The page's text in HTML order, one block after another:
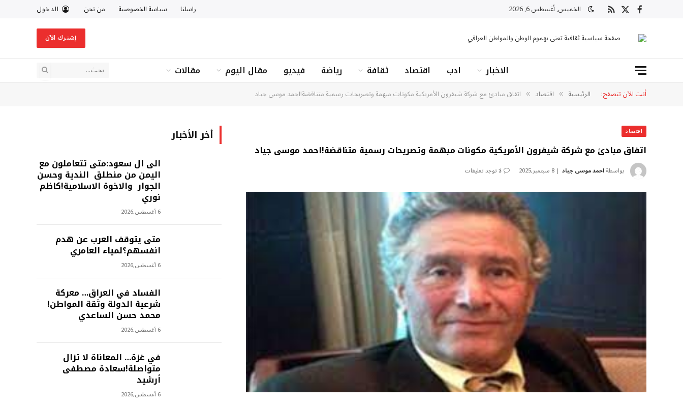
فيسبوك
X
RSS الخميس, أغسطس 6, 2026 راسلنا سياسة الخصوصية من نحن الدخول
صفحة سياسية ثقافية تعنى بهموم الوطن والمواطن العراقي إشترك الآن
الاخبار ادب اقتصاد ثقافة رياضة فيديو مقال اليوم مقالات
أنت الآن تتصفح: الرئيسية » اقتصاد » اتفاق مبادئ مع شركة شيفرون الأمريكية مكونات مبهمة وتصريحات رسمية متناقضة!احمد موسى جياد
اقتصاد
اتفاق مبادئ مع شركة شيفرون الأمريكية مكونات مبهمة وتصريحات رسمية متناقضة!احمد موسى جياد
بواسطةاحمد موسى جياد 8 سبتمبر,2025 لا توجد تعليقات
أخر الأخبار
الى ال سعود:متى تتعاملون مع
اليمن من منطلق الندية وحسن
الجوار والاخوة الاسلامية!كاظم
نوري
6 أغسطس,2026
متى يتوقف العرب عن هدم
انفسهم؟لمياء العامري
6 أغسطس,2026
الفساد في العراق… معركة
شرعية الدولة وثقة المواطن!
محمد حسن الساعدي
6 أغسطس,2026
في غزة… المعاناة لا تزال
متواصلة!سعادة مصطفى
أرشيد
6 أغسطس,2026